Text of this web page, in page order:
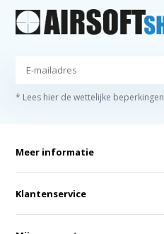
* Lees hier de wettelijke beperkingen
Meer informatie
Klantenservice